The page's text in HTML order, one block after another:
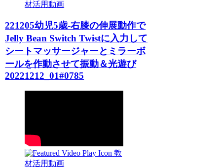
材活用動画
221205幼児5歳-右膝の伸展動作で
Jelly Bean Switch Twistに入力して
シートマッサージャーとミラーボ
ールを作動させて振動＆光遊び
20221212_01#0785
教
材活用動画